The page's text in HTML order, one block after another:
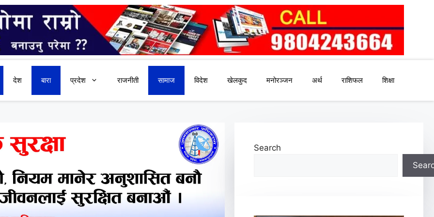
देश बारा प्रदेश राजनीती सामाज विदेश खेलकुद मनोरञ्जन अर्थ राशिफल शिक्षा
Search